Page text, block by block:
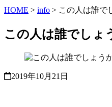
HOME > info > この人は誰で
この人は誰でしょ
2019年10月21日